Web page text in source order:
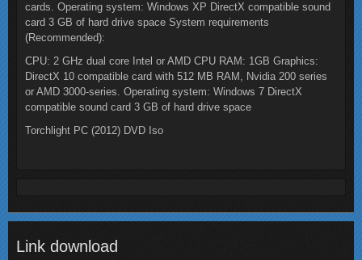
cards. Operating system: Windows XP DirectX compatible sound
card 3 GB of hard drive space System requirements
(Recommended):
CPU: 2 GHz dual core Intel or AMD CPU RAM: 1GB Graphics:
DirectX 10 compatible card with 512 MB RAM, Nvidia 200 series
or AMD 3000-series. Operating system: Windows 7 DirectX
compatible sound card 3 GB of hard drive space
Torchlight PC (2012) DVD Iso
Link download